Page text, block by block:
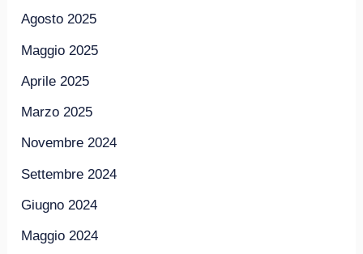
Agosto 2025
Maggio 2025
Aprile 2025
Marzo 2025
Novembre 2024
Settembre 2024
Giugno 2024
Maggio 2024